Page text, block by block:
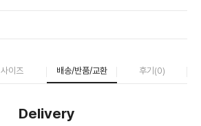
사이즈 배송/반품/교환 후기(0)
Delivery